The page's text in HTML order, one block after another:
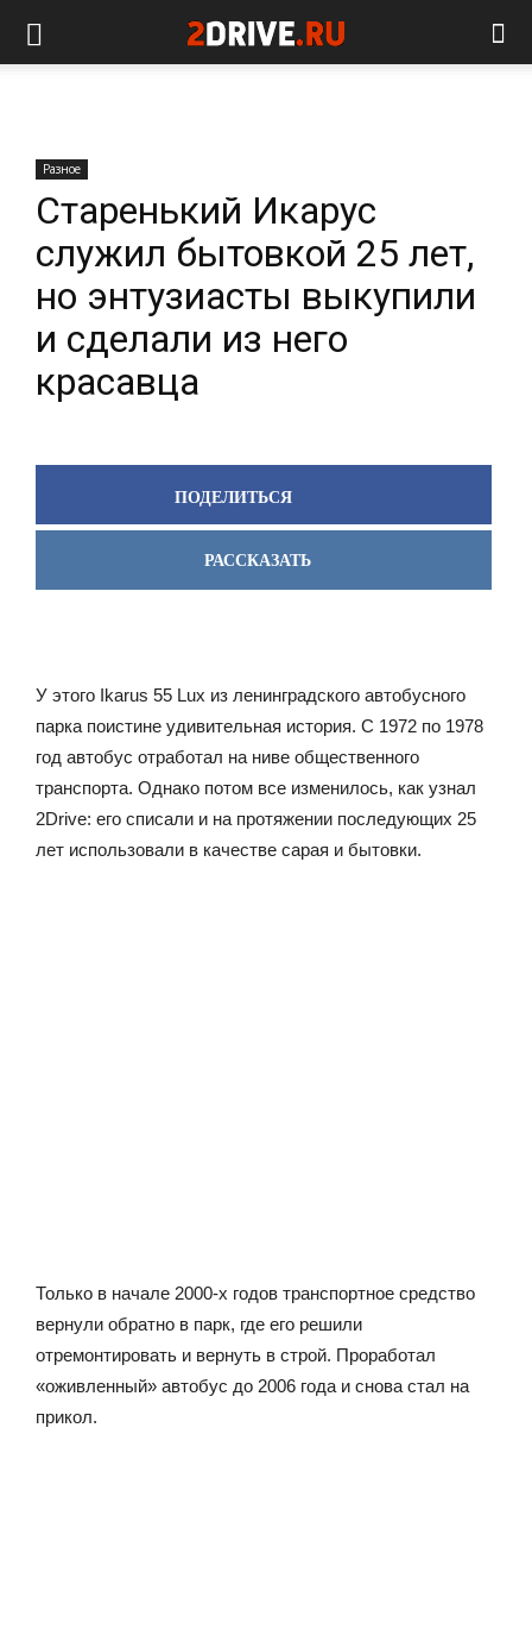
Разное
Старенький Икарус
служил бытовкой 25 лет,
но энтузиасты выкупили
и сделали из него
красавца
ПОДЕЛИТЬСЯ
РАССКАЗАТЬ
У этого Ikarus 55 Lux из ленинградского автобусного
парка поистине удивительная история. С 1972 по 1978
год автобус отработал на ниве общественного
транспорта. Однако потом все изменилось, как узнал
2Drive: его списали и на протяжении последующих 25
лет использовали в качестве сарая и бытовки.
Только в начале 2000-х годов транспортное средство
вернули обратно в парк, где его решили
отремонтировать и вернуть в строй. Проработал
«оживленный» автобус до 2006 года и снова стал на
прикол.